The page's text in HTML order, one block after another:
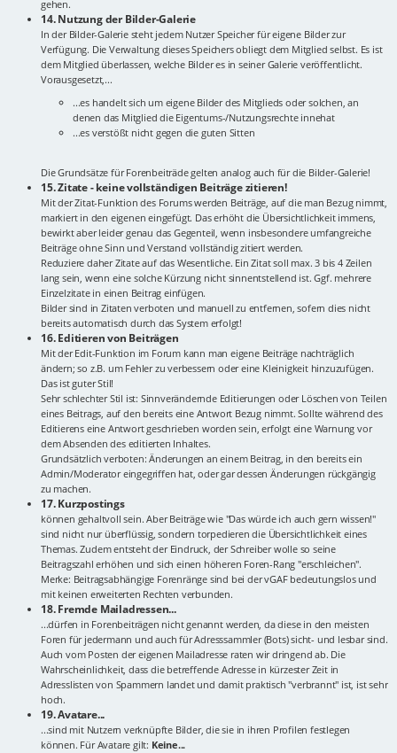
gehen.
14. Nutzung der Bilder-Galerie
In der Bilder-Galerie steht jedem Nutzer Speicher für eigene Bilder zur
Verfügung. Die Verwaltung dieses Speichers obliegt dem Mitglied selbst. Es ist
dem Mitglied überlassen, welche Bilder es in seiner Galerie veröffentlicht.
Vorausgesetzt,...
...es handelt sich um eigene Bilder des Mitglieds oder solchen, an
denen das Mitglied die Eigentums-/Nutzungsrechte innehat
...es verstößt nicht gegen die guten Sitten
Die Grundsätze für Forenbeiträde gelten analog auch für die Bilder-Galerie!
15. Zitate - keine vollständigen Beiträge zitieren!
Mit der Zitat-Funktion des Forums werden Beiträge, auf die man Bezug nimmt,
markiert in den eigenen eingefügt. Das erhöht die Übersichtlichkeit immens,
bewirkt aber leider genau das Gegenteil, wenn insbesondere umfangreiche
Beiträge ohne Sinn und Verstand vollständig zitiert werden.
Reduziere daher Zitate auf das Wesentliche. Ein Zitat soll max. 3 bis 4 Zeilen
lang sein, wenn eine solche Kürzung nicht sinnentstellend ist. Ggf. mehrere
Einzelzitate in einen Beitrag einfügen.
Bilder sind in Zitaten verboten und manuell zu entfernen, sofern dies nicht
bereits automatisch durch das System erfolgt!
16. Editieren von Beiträgen
Mit der Edit-Funktion im Forum kann man eigene Beiträge nachträglich
ändern; so z.B. um Fehler zu verbessern oder eine Kleinigkeit hinzuzufügen.
Das ist guter Stil!
Sehr schlechter Stil ist: Sinnverändernde Editierungen oder Löschen von Teilen
eines Beitrags, auf den bereits eine Antwort Bezug nimmt. Sollte während des
Editierens eine Antwort geschrieben worden sein, erfolgt eine Warnung vor
dem Absenden des editierten Inhaltes.
Grundsätzlich verboten: Änderungen an einem Beitrag, in den bereits ein
Admin/Moderator eingegriffen hat, oder gar dessen Änderungen rückgängig
zu machen.
17. Kurzpostings
können gehaltvoll sein. Aber Beiträge wie "Das würde ich auch gern wissen!"
sind nicht nur überflüssig, sondern torpedieren die Übersichtlichkeit eines
Themas. Zudem entsteht der Eindruck, der Schreiber wolle so seine
Beitragszahl erhöhen und sich einen höheren Foren-Rang "erschleichen".
Merke: Beitragsabhängige Forenränge sind bei der vGAF bedeutungslos und
mit keinen erweiterten Rechten verbunden.
18. Fremde Mailadressen...
...dürfen in Forenbeiträgen nicht genannt werden, da diese in den meisten
Foren für jedermann und auch für Adresssammler (Bots) sicht- und lesbar sind.
Auch vom Posten der eigenen Mailadresse raten wir dringend ab. Die
Wahrscheinlichkeit, dass die betreffende Adresse in kürzester Zeit in
Adresslisten von Spammern landet und damit praktisch "verbrannt" ist, ist sehr
hoch.
19. Avatare...
...sind mit Nutzern verknüpfte Bilder, die sie in ihren Profilen festlegen
können. Für Avatare gilt: Keine...